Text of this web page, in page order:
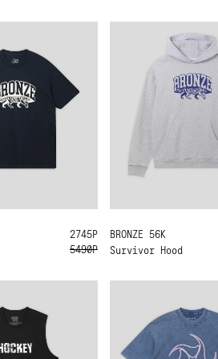
2745Р
5490Р
BRONZE 56K
Survivor Hood
M L XL